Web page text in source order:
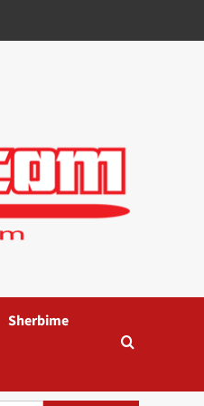
Sherbime